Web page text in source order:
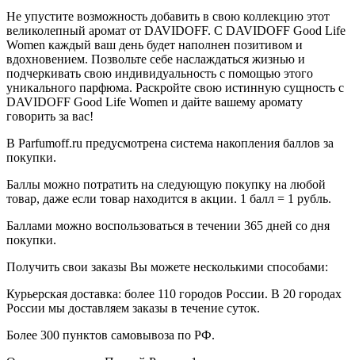
Не упустите возможность добавить в свою коллекцию этот
великолепный аромат от DAVIDOFF. С DAVIDOFF Good Life
Women каждый ваш день будет наполнен позитивом и
вдохновением. Позвольте себе наслаждаться жизнью и
подчеркивать свою индивидуальность с помощью этого
уникального парфюма. Раскройте свою истинную сущность с
DAVIDOFF Good Life Women и дайте вашему аромату
говорить за вас!
В Parfumoff.ru предусмотрена система накопления баллов за
покупки.
Баллы можно потратить на следующую покупку на любой
товар, даже если товар находится в акции. 1 балл = 1 рубль.
Баллами можно воспользоваться в течении 365 дней со дня
покупки.
Получить свои заказы Вы можете несколькими способами:
Курьерская доставка: более 110 городов России. В 20 городах
России мы доставляем заказы в течение суток.
Более 300 пунктов самовывоза по РФ.